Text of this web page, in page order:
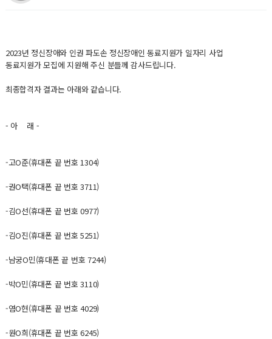
2023년 정신장애와 인권 파도손 정신장애인 동료지원가 일자리 사업
동료지원가 모집에 지원해 주신 분들께 감사드립니다.
최종합격자 결과는 아래와 같습니다.
- 아 래 -
-고O준(휴대폰 끝 번호 1304)
-권O택(휴대폰 끝 번호 3711)
-김O선(휴대폰 끝 번호 0977)
-김O진(휴대폰 끝 번호 5251)
-남궁O민(휴대폰 끝 번호 7244)
-박O민(휴대폰 끝 번호 3110)
-염O현(휴대폰 끝 번호 4029)
-원O희(휴대폰 끝 번호 6245)